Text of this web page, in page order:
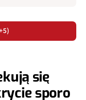
się
sporo